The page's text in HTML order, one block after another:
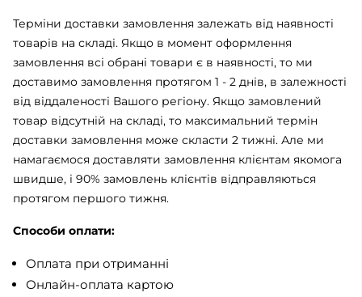
Терміни доставки замовлення залежать від наявності
товарів на складі. Якщо в момент оформлення
замовлення всі обрані товари є в наявності, то ми
доставимо замовлення протягом 1 - 2 днів, в залежності
від віддаленості Вашого регіону. Якщо замовлений
товар відсутній на складі, то максимальний термін
доставки замовлення може скласти 2 тижні. Але ми
намагаємося доставляти замовлення клієнтам якомога
швидше, і 90% замовлень клієнтів відправляються
протягом першого тижня.
Способи оплати:
Оплата при отриманні
Онлайн-оплата картою